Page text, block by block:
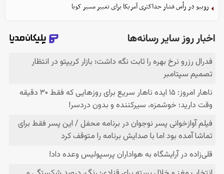
روبیو در رأس فشار حداکثری آمریکا برای تغییر مسیر کوبا